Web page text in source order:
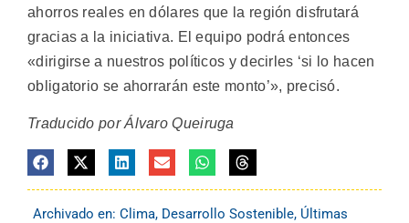
ahorros reales en dólares que la región disfrutará
gracias a la iniciativa. El equipo podrá entonces
«dirigirse a nuestros políticos y decirles ‘si lo hacen
obligatorio se ahorrarán este monto’», precisó.
Traducido por Álvaro Queiruga
Archivado en: Clima, Desarrollo Sostenible, Últimas